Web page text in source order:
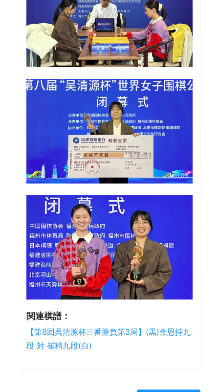
関連棋譜：
【第8回呉清源杯三番勝負第3局】(黒)金恩持九
段 対 崔精九段(白)